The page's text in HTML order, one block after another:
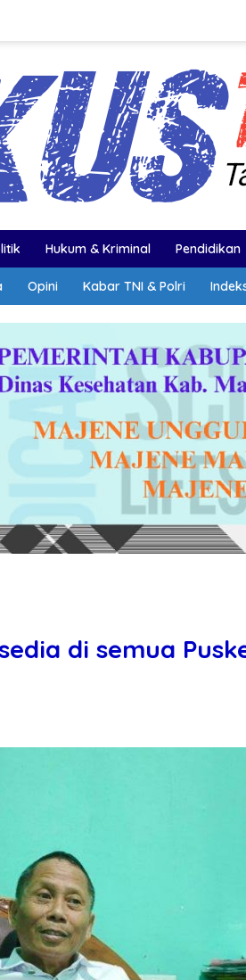
Hukum & Kriminal Pendidikan
Opini Kabar TNI & Polri
di semua